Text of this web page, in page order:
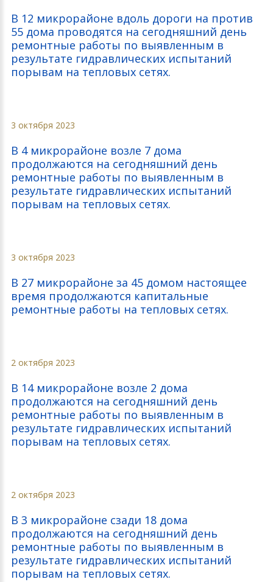
В 12 микрорайоне вдоль дороги на против
55 дома проводятся на сегодняшний день
ремонтные работы по выявленным в
результате гидравлических испытаний
порывам на тепловых сетях.
3 октября 2023
В 4 микрорайоне возле 7 дома
продолжаются на сегодняшний день
ремонтные работы по выявленным в
результате гидравлических испытаний
порывам на тепловых сетях.
3 октября 2023
В 27 микрорайоне за 45 домом настоящее
время продолжаются капитальные
ремонтные работы на тепловых сетях.
2 октября 2023
В 14 микрорайоне возле 2 дома
продолжаются на сегодняшний день
ремонтные работы по выявленным в
результате гидравлических испытаний
порывам на тепловых сетях.
2 октября 2023
В 3 микрорайоне сзади 18 дома
продолжаются на сегодняшний день
ремонтные работы по выявленным в
результате гидравлических испытаний
порывам на тепловых сетях.